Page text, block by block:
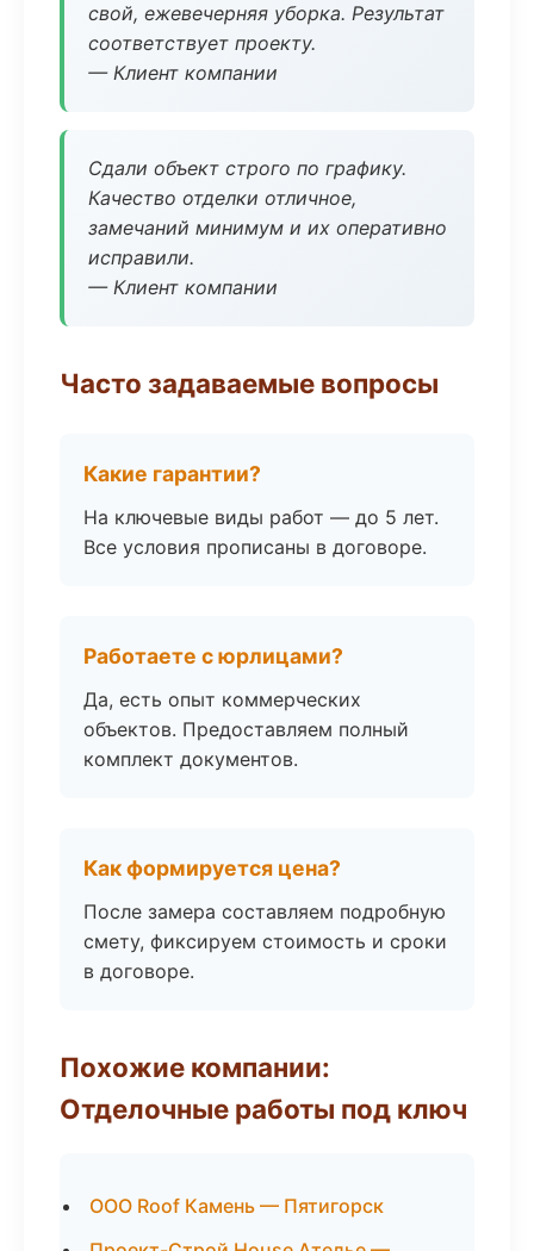
свой, ежевечерняя уборка. Результат
соответствует проекту.
— Клиент компании
Сдали объект строго по графику.
Качество отделки отличное,
замечаний минимум и их оперативно
исправили.
— Клиент компании
Часто задаваемые вопросы
Какие гарантии?
На ключевые виды работ — до 5 лет.
Все условия прописаны в договоре.
Работаете с юрлицами?
Да, есть опыт коммерческих
объектов. Предоставляем полный
комплект документов.
Как формируется цена?
После замера составляем подробную
смету, фиксируем стоимость и сроки
в договоре.
Похожие компании:
Отделочные работы под ключ
ООО Roof Камень — Пятигорск